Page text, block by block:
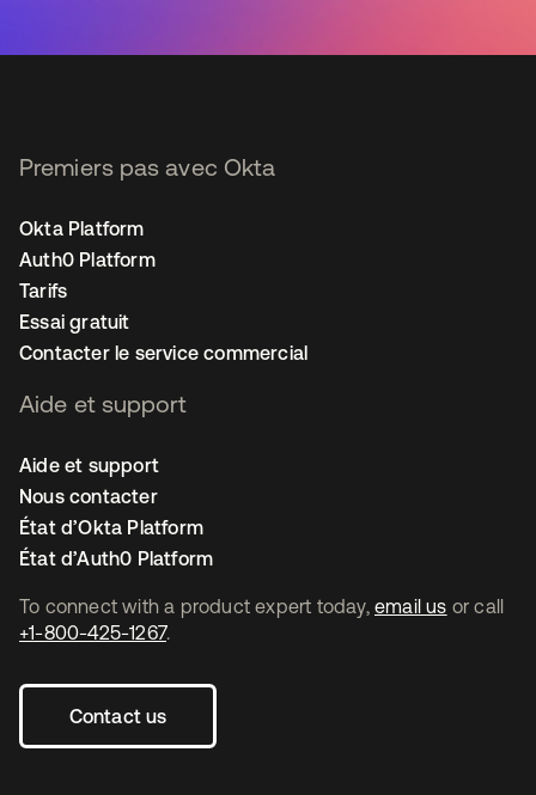
To connect with a product expert today, email us or call
+1-800-425-1267.
Contact us
Premiers pas avec Okta
Okta Platform
Auth0 Platform
Tarifs
Essai gratuit
Contacter le service commercial
Aide et support
Aide et support
Nous contacter
État d’Okta Platform
État d’Auth0 Platform